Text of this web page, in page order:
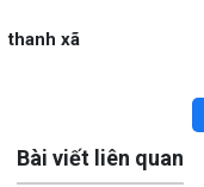
thanh xã
Bài viết liên quan